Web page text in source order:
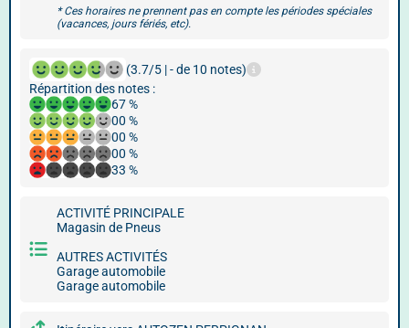
* Ces horaires ne prennent pas en compte les périodes spéciales
(vacances, jours fériés, etc).
(3.7/5 | - de 10 notes)
Répartition des notes :
67 %
00 %
00 %
00 %
33 %
ACTIVITÉ PRINCIPALE
Magasin de Pneus
AUTRES ACTIVITÉS
Garage automobile
Garage automobile